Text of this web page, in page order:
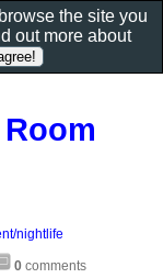
nightlife
0 comments
the site you
out more about